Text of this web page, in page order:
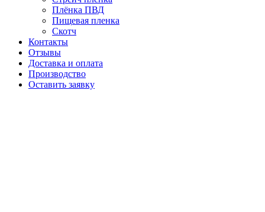
Плёнка ПВД
Пищевая пленка
Скотч
Контакты
Отзывы
Доставка и оплата
Производство
Оставить заявку